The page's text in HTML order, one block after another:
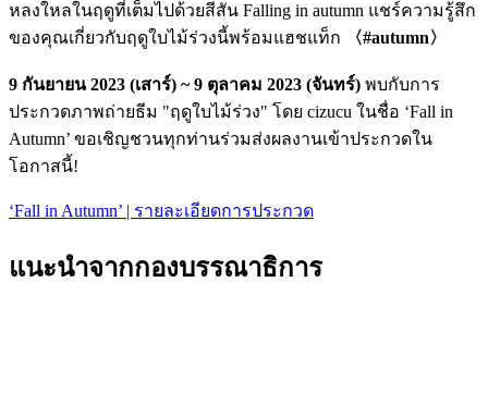
หลงใหลในฤดูที่เต็มไปด้วยสีสัน Falling in autumn แชร์ความรู้สึก
ของคุณเกี่ยวกับฤดูใบไม้ร่วงนี้พร้อมแฮชแท็ก
〈#autumn〉
9 กันยายน 2023 (เสาร์) ~ 9 ตุลาคม 2023 (จันทร์) พบกับการ
ประกวดภาพถ่ายธีม "ฤดูใบไม้ร่วง" โดย cizucu ในชื่อ ‘Fall in
Autumn’ ขอเชิญชวนทุกท่านร่วมส่งผลงานเข้าประกวดใน
โอกาสนี้!
‘Fall in Autumn’ | รายละเอียดการประกวด
แนะนำจากกองบรรณาธิการ